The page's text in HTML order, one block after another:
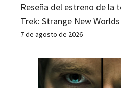
Reseña del estreno de la
Trek: Strange New
7 de agosto de 2026